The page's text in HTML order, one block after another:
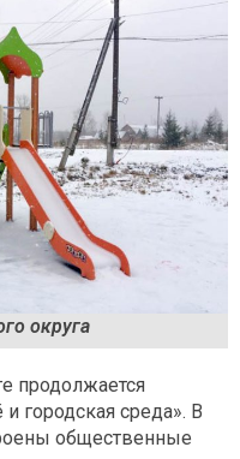
округа
продолжается
городская среда». В
общественные